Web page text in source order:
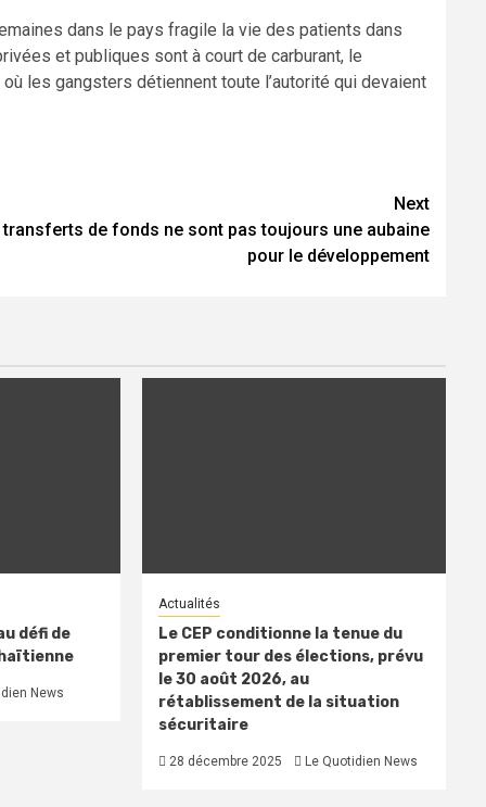
dans le pays fragile la vie des patients dans
et publiques sont à court de carburant, le
les gangsters détiennent toute l’autorité qui devaient
Next
transferts de fonds ne sont pas toujours une aubaine
pour le développement
défi de
News
Actualités
Le CEP conditionne la tenue du
premier tour des élections, prévu
le 30 août 2026, au
rétablissement de la situation
sécuritaire
28 décembre 2025 Le Quotidien News